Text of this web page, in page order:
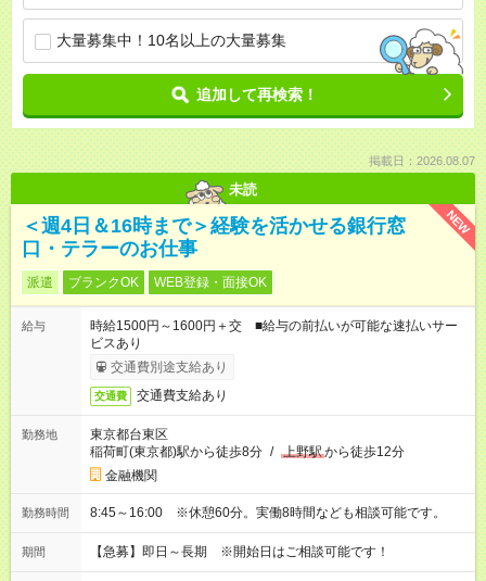
大量募集中！10名以上の大量募集
追加して再検索！
掲載日：2026.08.07
未読
NEW
＜週4日＆16時まで＞経験を活かせる銀行窓
口・テラーのお仕事
派遣 ブランクOK WEB登録・面接OK
給与
時給1500円～1600円＋交 ■給与の前払いが可能な速払いサー
ビスあり
交通費別途支給あり
交通費 交通費支給あり
勤務地
東京都台東区
稲荷町(東京都)駅から徒歩8分 / 上野駅から徒歩12分
金融機関
勤務時間 8:45～16:00 ※休憩60分。実働8時間なども相談可能です。
期間 【急募】即日～長期 ※開始日はご相談可能です！